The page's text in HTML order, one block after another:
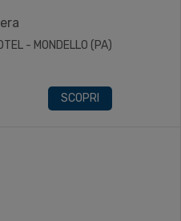
- MONDELLO (PA)
SCOPRI